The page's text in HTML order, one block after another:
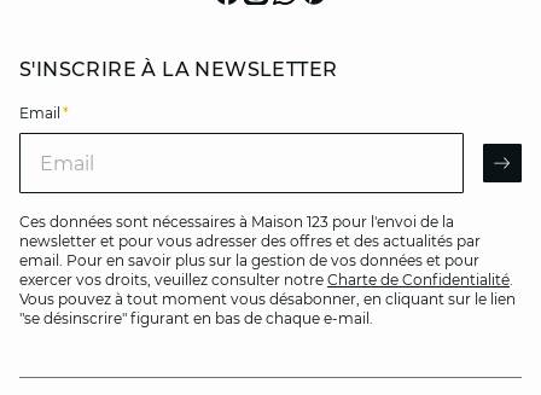
S'INSCRIRE À LA NEWSLETTER
Email *
Ces données sont nécessaires à Maison 123 pour l'envoi de la
newsletter et pour vous adresser des offres et des actualités par
email. Pour en savoir plus sur la gestion de vos données et pour
exercer vos droits, veuillez consulter notre Charte de Confidentialité.
Vous pouvez à tout moment vous désabonner, en cliquant sur le lien
"se désinscrire" figurant en bas de chaque e-mail.